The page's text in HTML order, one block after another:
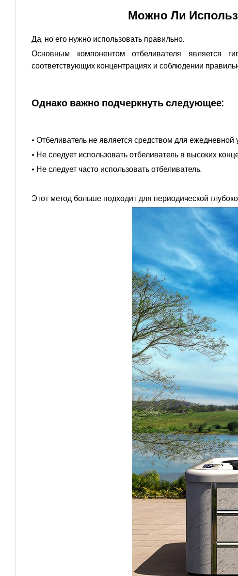
Можно Ли
Да, но его нужно использовать правильно.
Основным компонентом отбеливателя является
соответствующих концентрациях и соблюдении
Однако важно подчеркнуть следующее:
• Отбеливатель не является средством для ежедневной
• Не следует использовать отбеливатель в высоких
• Не следует часто использовать отбеливатель.
Этот метод больше подходит для периодической